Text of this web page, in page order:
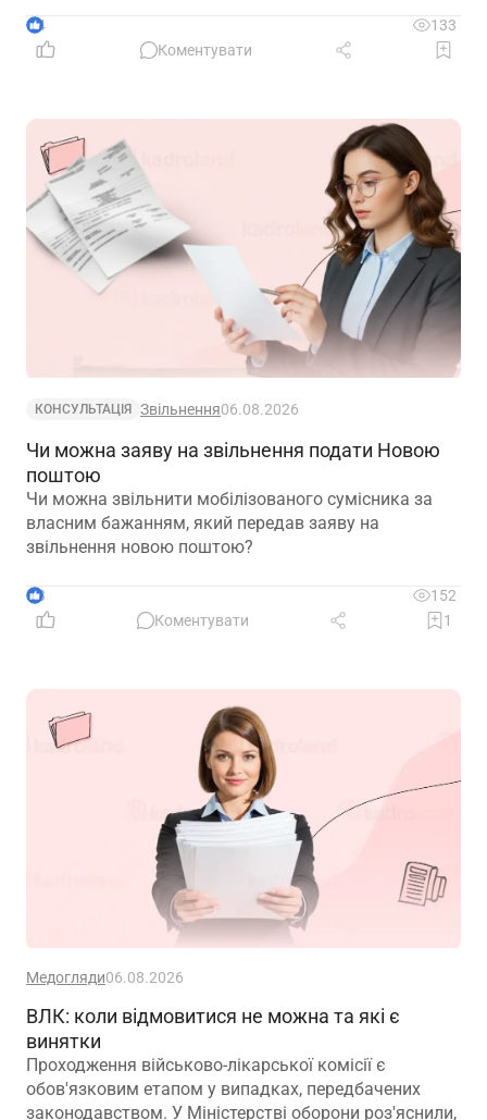
4
133
Коментувати
КОНСУЛЬТАЦІЯ Звільнення06.08.2026
Чи можна заяву на звільнення подати Новою
поштою
Чи можна звільнити мобілізованого сумісника за
власним бажанням, який передав заяву на
звільнення новою поштою?
3
152
Коментувати
1
Медогляди06.08.2026
ВЛК: коли відмовитися не можна та які є
винятки
Проходження військово-лікарської комісії є
обов'язковим етапом у випадках, передбачених
законодавством. У Міністерстві оборони роз'яснили,